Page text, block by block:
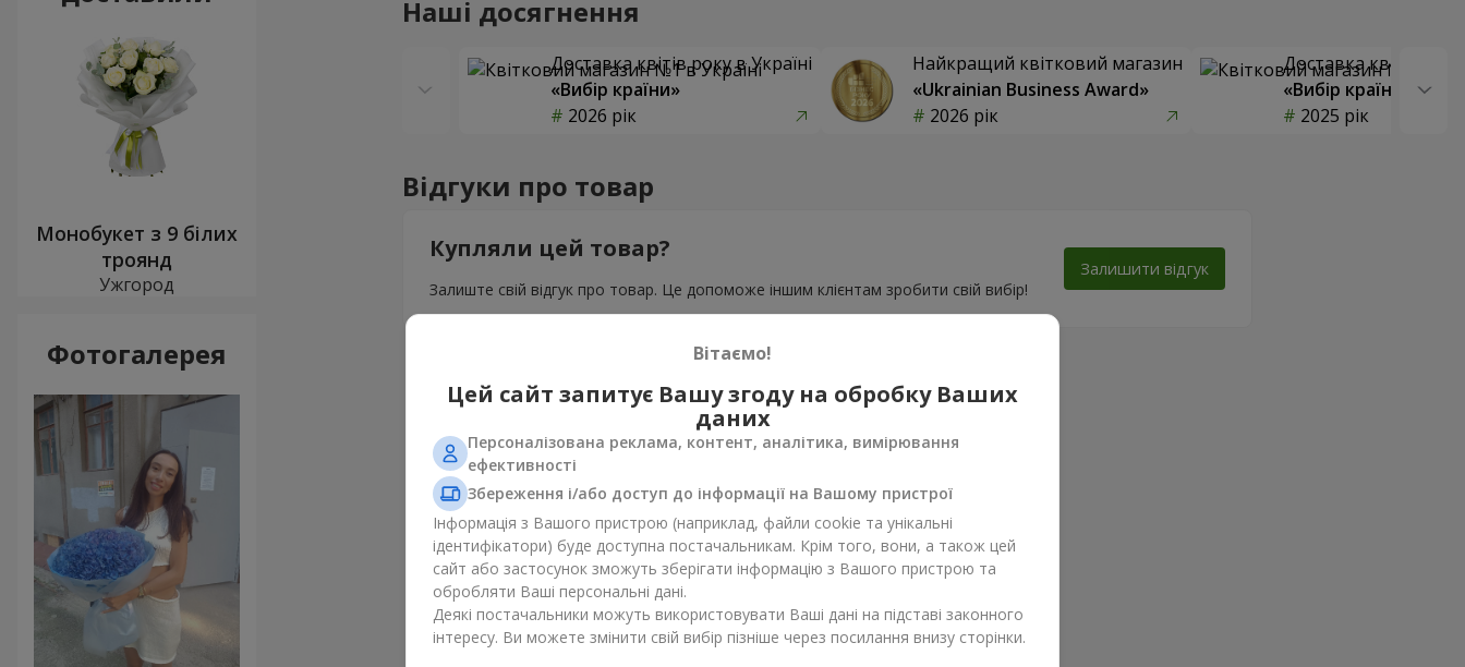
Наші досягнення
Доставка квітів року в Україні
«Вибір країни»
2026 рік
Найкращий квітковий магазин
«Ukrainian Business Award»
2026 рік
Доставка квітів
«Вибір країни»
2025 рік
Відгуки про товар
Купляли цей товар?
Залиште свій відгук про товар. Це допоможе іншим клієнтам зробити свій вибір!
Залишити відгук
Монобукет з 9 білих
троянд
Ужгород
Фотогалерея Вітаємо!
Цей сайт запитує Вашу згоду на обробку Ваших
даних
Персоналізована реклама, контент, аналітика, вимірювання
ефективності
Збереження і/або доступ до інформації на Вашому пристрої
Інформація з Вашого пристрою (наприклад, файли cookie та унікальні
ідентифікатори) буде доступна постачальникам. Крім того, вони, а також цей
сайт або застосунок зможуть зберігати інформацію з Вашого пристрою та
обробляти Ваші персональні дані.
Деякі постачальники можуть використовувати Ваші дані на підставі законного
інтересу. Ви можете змінити свій вибір пізніше через посилання внизу сторінки.